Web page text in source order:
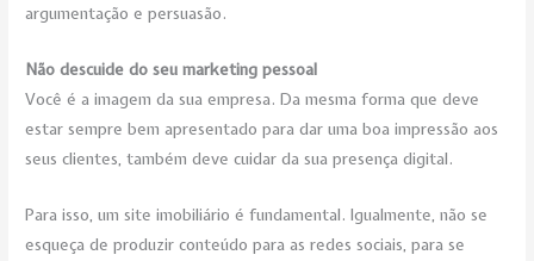
argumentação e persuasão.
Não descuide do seu marketing pessoal
Você é a imagem da sua empresa. Da mesma forma que deve
estar sempre bem apresentado para dar uma boa impressão aos
seus clientes, também deve cuidar da sua presença digital.
Para isso, um site imobiliário é fundamental. Igualmente, não se
esqueça de produzir conteúdo para as redes sociais, para se